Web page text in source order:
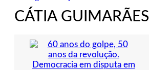
CÁTIA GUIMARÃES